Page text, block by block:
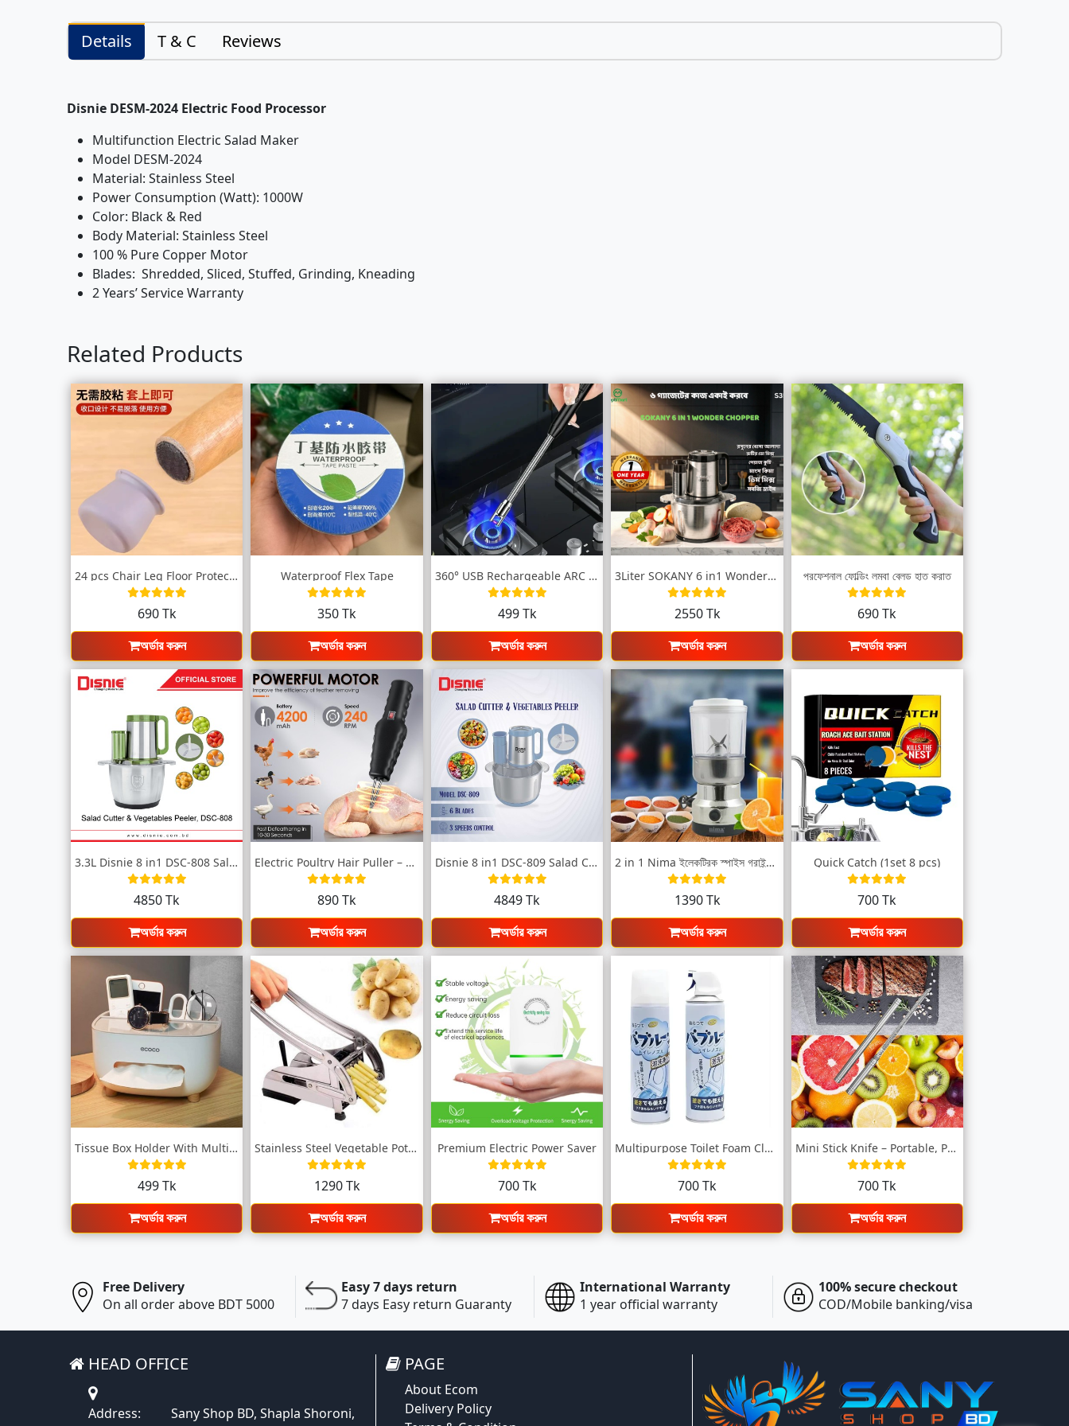
Details T & C Reviews
Disnie DESM-2024 Electric Food Processor
Multifunction Electric Salad Maker
Model DESM-2024
Material: Stainless Steel
Power Consumption (Watt): 1000W
Color: Black & Red
Body Material: Stainless Steel
100 % Pure Copper Motor
Blades: Shredded, Sliced, Stuffed, Grinding, Kneading
2 Years’ Service Warranty
Related Products
24 pcs Chair Leg Floor Protectors Felt B...
690 Tk
অর্ডার করুন
Waterproof Flex Tape
350 Tk
অর্ডার করুন
360° USB Rechargeable ARC Kitchen Lighte...
499 Tk
অর্ডার করুন
3Liter SOKANY 6 in1 Wonder Chopper
2550 Tk
অর্ডার করুন
প্রফেশনাল ফোল্ডিং লম্বা ব্লেড হাত করাত
690 Tk
অর্ডার করুন
3.3L Disnie 8 in1 DSC-808 Salad Cutter &...
4850 Tk
অর্ডার করুন
Electric Poultry Hair Puller – হাঁস ও মু...
890 Tk
অর্ডার করুন
Disnie 8 in1 DSC-809 Salad Cutter &a...
4849 Tk
অর্ডার করুন
2 in 1 Nima ইলেকট্রিক স্পাইস গ্রাইন্ডার
1390 Tk
অর্ডার করুন
Quick Catch (1set 8 pcs)
700 Tk
অর্ডার করুন
Tissue Box Holder With Multifunctional D...
499 Tk
অর্ডার করুন
Stainless Steel Vegetable Potato Cutter
1290 Tk
অর্ডার করুন
Premium Electric Power Saver
700 Tk
অর্ডার করুন
Multipurpose Toilet Foam Cleaning Spray
700 Tk
অর্ডার করুন
Mini Stick Knife – Portable, Powerful, a...
700 Tk
অর্ডার করুন
Free Delivery
On all order above BDT 5000
Easy 7 days return
7 days Easy return Guaranty
International Warranty
1 year official warranty
100% secure checkout
COD/Mobile banking/visa
HEAD OFFICE
Address:
Sany Shop BD, Shapla Shoroni,
PAGE
About Ecom
Delivery Policy